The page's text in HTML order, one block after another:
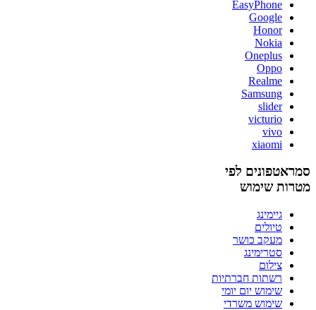
EasyPhone
Google
Honor
Nokia
Oneplus
Oppo
Realme
Samsung
slider
victurio
vivo
xiaomi
סמראטפונים לפי
מטרות שימוש
גיימינג
טיולים
מעקב כושר
סטרימינג
צילום
רשתות חברתיות
שימוש יום יומי
שימוש משרדי